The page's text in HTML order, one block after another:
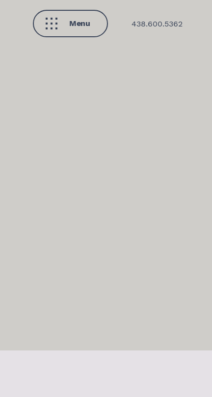
Menu
Fermer
438.600.5362